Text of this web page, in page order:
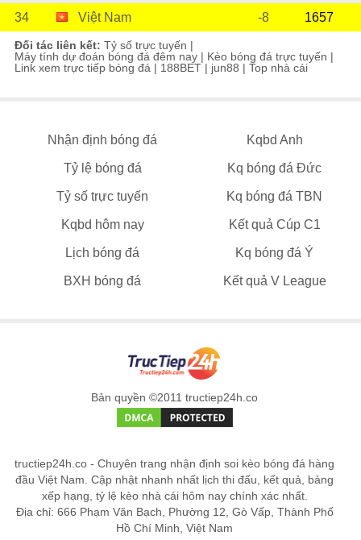
34 Việt Nam -8 1657
Đối tác liên kết: Tỷ số trực tuyến |
Máy tính dự đoán bóng đá đêm nay | Kèo bóng đá trực tuyến |
Link xem trực tiếp bóng đá | 188BET | jun88 | Top nhà cái
Nhận định bóng đá Kqbd Anh
Tỷ lệ bóng đá Kq bóng đá Đức
Tỷ số trực tuyến Kq bóng đá TBN
Kqbd hôm nay Kết quả Cúp C1
Lịch bóng đá Kq bóng đá Ý
BXH bóng đá Kết quả V League
Bản quyền ©2011 tructiep24h.co
tructiep24h.co - Chuyên trang nhận định soi kèo bóng đá hàng
đầu Việt Nam. Cập nhật nhanh nhất lịch thi đấu, kết quả, bảng
xếp hạng, tỷ lệ kèo nhà cái hôm nay chính xác nhất.
Địa chỉ: 666 Phạm Văn Bạch, Phường 12, Gò Vấp, Thành Phố
Hồ Chí Minh, Việt Nam